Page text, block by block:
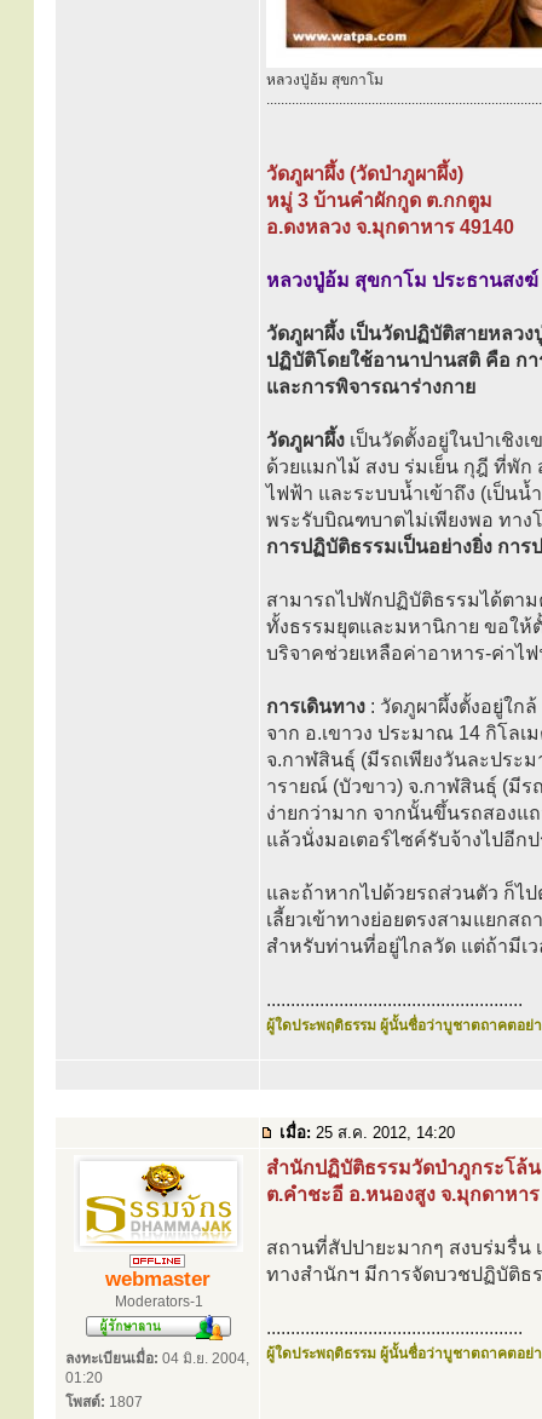
หลวงปู่อ้ม สุขกาโม
............................................................................
วัดภูผาผึ้ง (วัดป่าภูผาผึ้ง)
หมู่ 3 บ้านคำผักกูด ต.กกตูม
อ.ดงหลวง จ.มุกดาหาร 49140
หลวงปู่อ้ม สุขกาโม ประธานสงฆ์
วัดภูผาผึ้ง เป็นวัดปฏิบัติสายหลว
ปฏิบัติโดยใช้อานาปานสติ คือ กา
และการพิจารณาร่างกาย
วัดภูผาผึ้ง เป็นวัดตั้งอยู่ในป่าเชิง
ด้วยแมกไม้ สงบ ร่มเย็น กุฎี ที่พั
ไฟฟ้า และระบบน้ำเข้าถึง (เป็น
พระรับบิณฑบาตไม่เพียงพอ ทาง
การปฏิบัติธรรมเป็นอย่างยิ่ง กา
สามารถไปพักปฏิบัติธรรมได้ตา
ทั้งธรรมยุตและมหานิกาย ขอให้
บริจาคช่วยเหลือค่าอาหาร-ค่าไ
การเดินทาง : วัดภูผาผึ้งตั้งอยู่ใก
จาก อ.เขาวง ประมาณ 14 กิโลเ
จ.กาฬสินธุ์ (มีรถเพียงวันละประ
ารายณ์ (บัวขาว) จ.กาฬสินธุ์ (มีร
ง่ายกว่ามาก จากนั้นขึ้นรถสองแ
แล้วนั่งมอเตอร์ไซค์รับจ้างไปอี
และถ้าหากไปด้วยรถส่วนตัว ก็ไ
เลี้ยวเข้าทางย่อยตรงสามแยกส
สำหรับท่านที่อยู่ไกลวัด แต่ถ้ามีเ
.....................................................
ผู้ใดประพฤติธรรม ผู้นั้นชื่อว่าบูชาตถาคตอย่า
เมื่อ: 25 ส.ค. 2012, 14:20
webmaster
Moderators-1
ลงทะเบียนเมื่อ: 04 มิ.ย. 2004,
01:20
โพสต์: 1807
สำนักปฏิบัติธรรมวัดป่าภูกระโล้น
ต.คำชะอี อ.หนองสูง จ.มุกดาหาร
สถานที่สัปปายะมากๆ สงบร่มรื่น
ทางสำนักฯ มีการจัดบวชปฏิบัติธ
.....................................................
ผู้ใดประพฤติธรรม ผู้นั้นชื่อว่าบูชาตถาคตอย่า